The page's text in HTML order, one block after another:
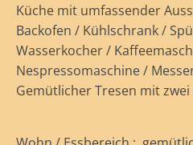
Küche mit umfassender
Backofen / Kühlschrank /
Wasserkocher /
Nespressomaschine /
Gemütlicher Tresen mit